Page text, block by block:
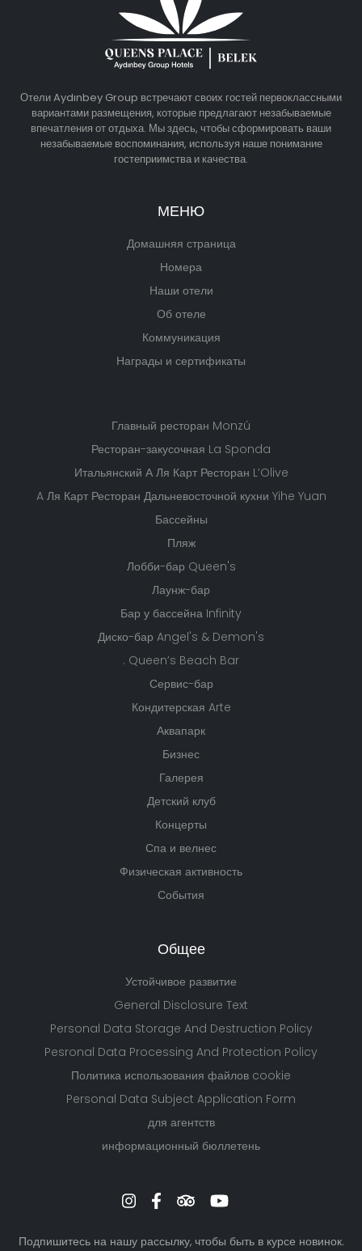
Отели Aydınbey Group встречают своих гостей первоклассными
вариантами размещения, которые предлагают незабываемые
впечатления от отдыха. Мы здесь, чтобы сформировать ваши
незабываемые воспоминания, используя наше понимание
гостеприимства и качества.
МЕНЮ
Домашняя страница
Номера
Наши отели
Об отеле
Коммуникация
Награды и сертификаты
Главный ресторан Monzú
Ресторан-закусочная La Sponda
Итальянский А Ля Карт Ресторан L’Olive
A Ля Карт Ресторан Дальневосточной кухни Yihe Yuan
Бассейны
Пляж
Лобби-бар Queen's
Лаунж-бар
Бар у бассейна Infinity
Диско-бар Angel's & Demon's
. Queen’s Beach Bar
Сервис-бар
Кондитерская Arte
Аквапарк
Бизнес
Галерея
Детский клуб
Концерты
Спа и велнес
Физическая активность
События
Общее
Устойчивое развитие
General Disclosure Text
Personal Data Storage And Destruction Policy
Pesronal Data Processing And Protection Policy
Политика использования файлов cookie
Personal Data Subject Application Form
для агентств
информационный бюллетень
Подпишитесь на нашу рассылку, чтобы быть в курсе новинок.